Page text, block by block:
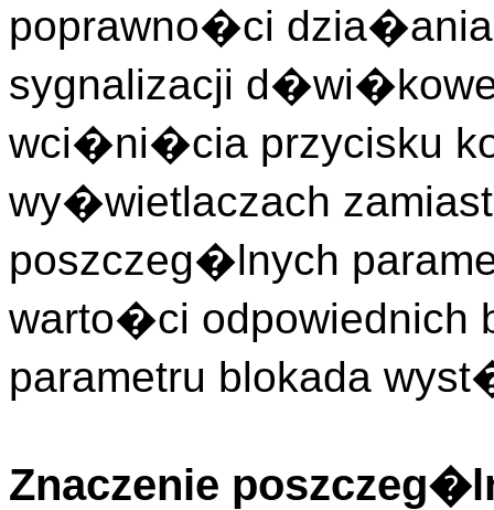
poprawno�ci dzia�ania
sygnalizacji
wci�ni�cia przycisku
wy�wietlaczach
poszczeg�lnych
warto�ci odpowiednich
parametru blokada
Znaczenie